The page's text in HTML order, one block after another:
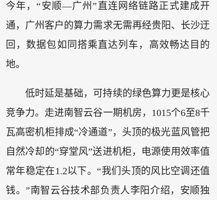
今年，“安顺—广州”直连网络链路正式建成开
通，广州客户的算力需求无需再经贵阳、长沙迂
回，数据包如同搭乘直达列车，高效畅达目的
地。
低时延是基础，可持续的绿色算力更是核心
竞争力。走进南智云谷一期机房，1015个6至8千
瓦高密机柜排成“冷通道”，头顶的极光蓝风管把
自然冷却的“穿堂风”送进机柜，电源使用效率值
常年稳定在1.2以下。“我们头顶的风比空调还值
钱。”南智云谷技术部负责人李阳介绍，安顺独